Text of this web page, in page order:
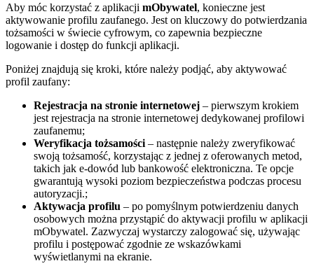
Aby móc korzystać z aplikacji mObywatel, konieczne jest
aktywowanie profilu zaufanego. Jest on kluczowy do potwierdzania
tożsamości w świecie cyfrowym, co zapewnia bezpieczne
logowanie i dostęp do funkcji aplikacji.
Poniżej znajdują się kroki, które należy podjąć, aby aktywować
profil zaufany:
Rejestracja na stronie internetowej – pierwszym krokiem
jest rejestracja na stronie internetowej dedykowanej profilowi
zaufanemu;
Weryfikacja tożsamości – następnie należy zweryfikować
swoją tożsamość, korzystając z jednej z oferowanych metod,
takich jak e-dowód lub bankowość elektroniczna. Te opcje
gwarantują wysoki poziom bezpieczeństwa podczas procesu
autoryzacji.;
Aktywacja profilu – po pomyślnym potwierdzeniu danych
osobowych można przystąpić do aktywacji profilu w aplikacji
mObywatel. Zazwyczaj wystarczy zalogować się, używając
profilu i postępować zgodnie ze wskazówkami
wyświetlanymi na ekranie.